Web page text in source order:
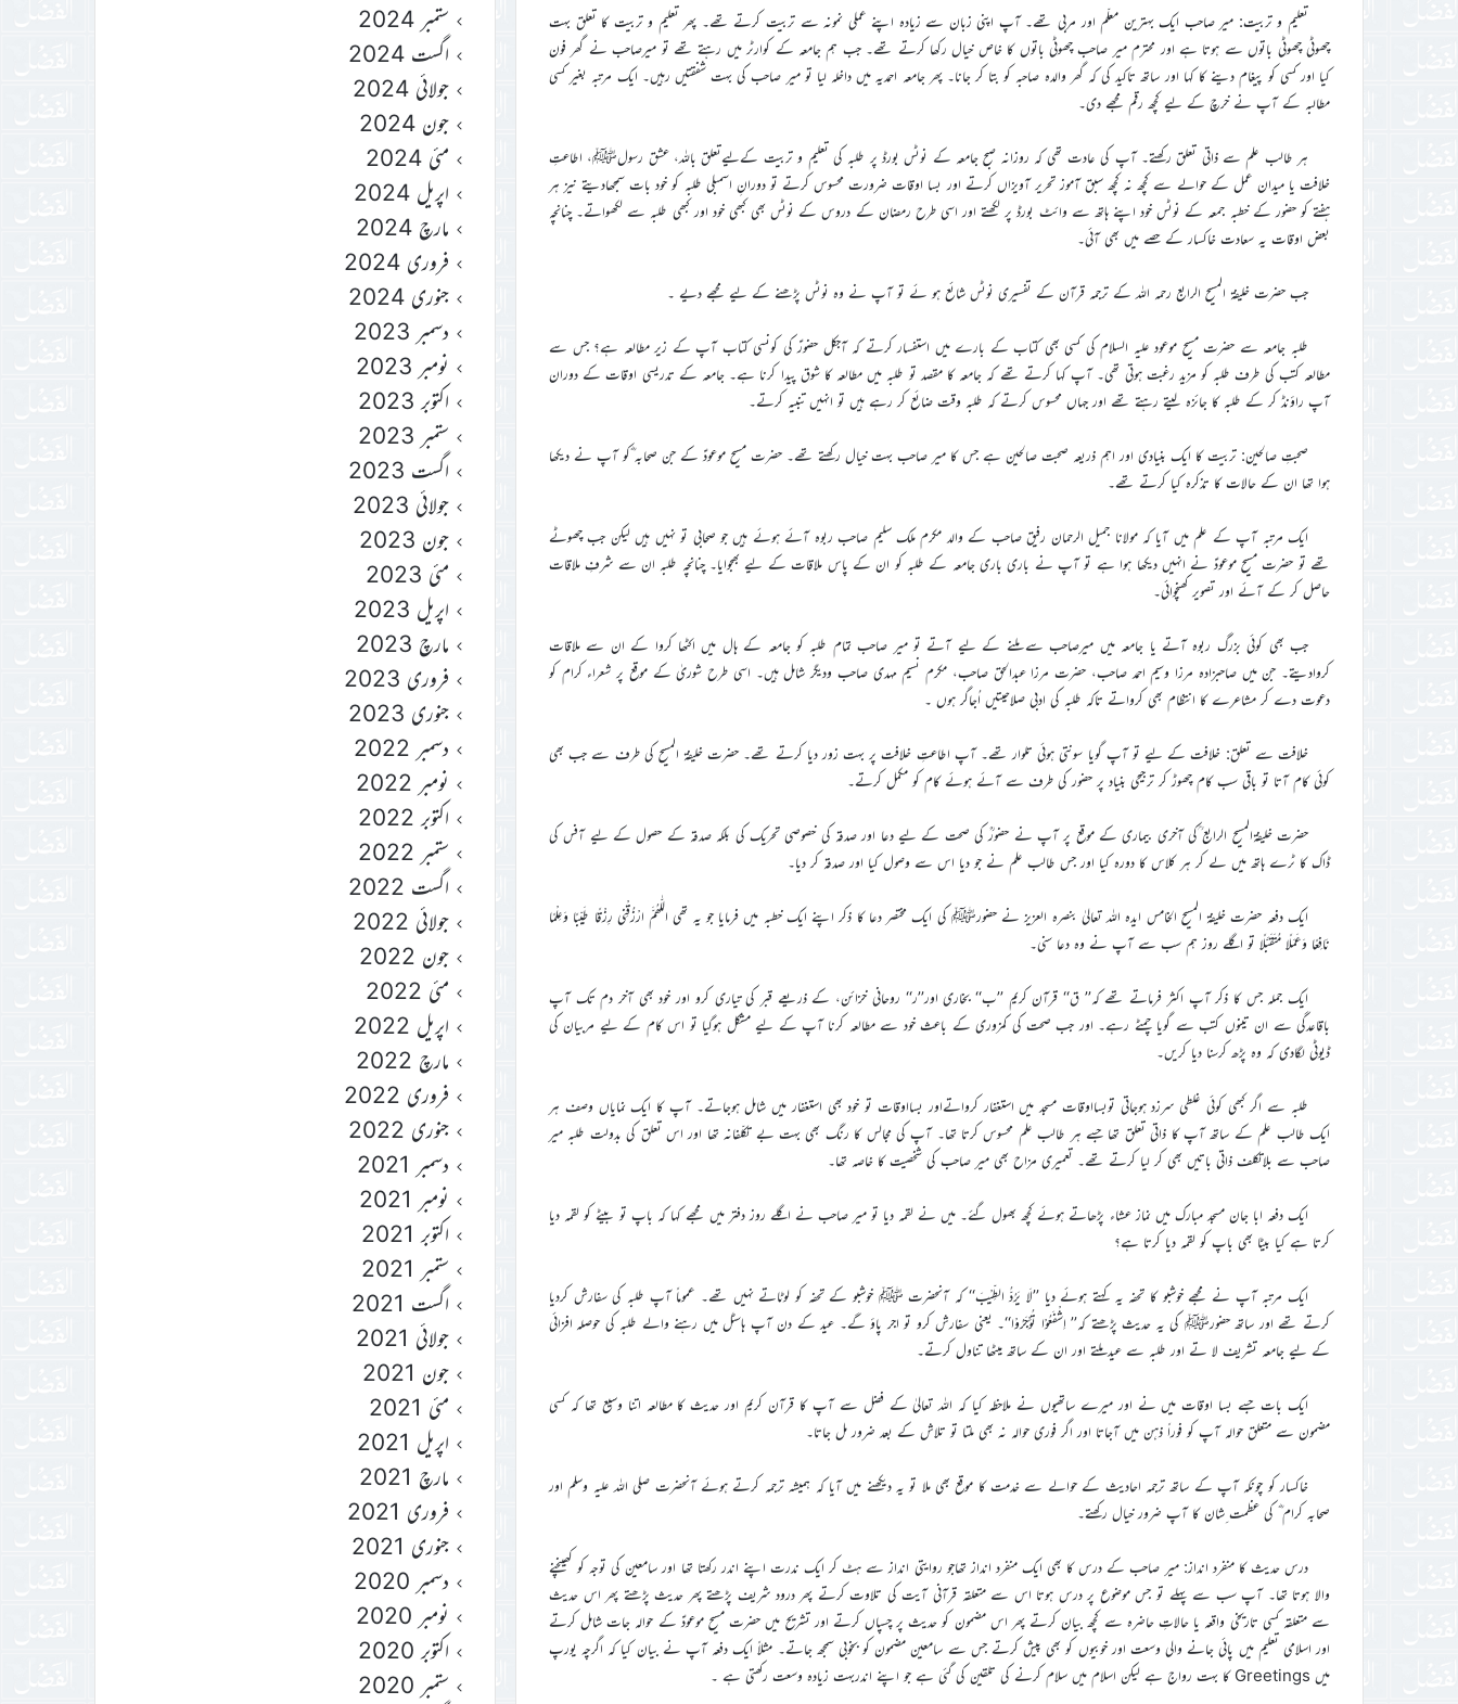
تعلیم و تربیت: میر صاحب ایک بہترین معلّم اور مربی تھے۔ آپ اپنی زبان سے زیادہ اپنے عملی نمونہ سے تربیت کرتے تھے۔ پھر تعلیم و تربیت کا تعلق بہت
چھوٹی چھوٹی باتوں سے ہوتا ہے اور محترم میر صاحب چھوٹی باتوں کا خاص خیال رکھا کرتے تھے۔ جب ہم جامعہ کے کوارٹر میں رہتے تھے تو میرصاحب نے گھر فون
کیا اور کسی کو پیغام دینے کا کہا اور ساتھ تاکید کی کہ گھر والدہ صاحبہ کو بتا کر جانا۔ پھر جامعہ احمدیہ میں داخلہ لیا تو میر صاحب کی بہت شفقتیں رہیں۔ ایک مرتبہ بغیر کسی
مطالبہ کے آپ نے خرچ کے لیے کچھ رقم مجھے دی۔
ہر طالب علم سے ذاتی تعلق رکھتے۔ آپ کی عادت تھی کہ روزانہ صبح جامعہ کے نوٹس بورڈ پر طلبہ کی تعلیم و تربیت کےلیےتعلق باللہ، عشق رسولﷺ، اطاعتِ
خلافت یا میدان عمل کے حوالے سے کچھ نہ کچھ سبق آموز تحریر آویزاں کرتے اور بسا اوقات ضرورت محسوس کرتے تو دورانِ اسمبلی طلبہ کو خود بات سمجھادیتے نیز ہر
ہفتے کو حضور کے خطبہ جمعہ کے نوٹس خود اپنے ہاتھ سے وائٹ بورڈ پر لکھتے اور اسی طرح رمضان کے دروس کے نوٹس بھی کبھی خود اور کبھی طلبہ سے لکھواتے۔ چنانچہ
بعض اوقات یہ سعادت خاکسار کے حصے میں بھی آئی۔
جب حضرت خلیفۃ المسیح الرابع رحمہ اللہ کے ترجمہ قرآن کے تفسیری نوٹس شائع ہو ئے تو آپ نے وہ نوٹس پڑھنے کے لیے مجھے دیے ۔
طلبہ جامعہ سے حضرت مسیح موعود علیہ السلام کی کسی بھی کتاب کے بارے میں استفسار کرتے کہ آجکل حضورؑ کی کونسی کتاب آپ کے زیر مطالعہ ہے؟ جس سے
مطالعہ کتب کی طرف طلبہ کو مزید رغبت ہوتی تھی۔ آپ کہا کرتے تھے کہ جامعہ کا مقصد تو طلبہ میں مطالعہ کا شوق پیدا کرنا ہے۔ جامعہ کے تدریسی اوقات کے دوران
آپ راؤنڈ کر کے طلبہ کا جائزہ لیتے رہتے تھے اور جہاں محسوس کرتے کہ طلبہ وقت ضائع کر رہے ہیں تو انہیں تنبیہ کرتے۔
صحبتِ صالحین: تربیت کا ایک بنیادی اور اہم ذریعہ صحبت صالحین ہے جس کا میر صاحب بہت خیال رکھتے تھے۔ حضرت مسیح موعودؑ کے جن صحابہ ؓکو آپ نے دیکھا
ہوا تھا ان کے حالات کا تذکرہ کیا کرتے تھے۔
ایک مرتبہ آپ کے علم میں آیا کہ مولانا جمیل الرحمان رفیق صاحب کے والد مکرم ملک سلیم صاحب ربوہ آئے ہوئے ہیں جو صحابی تو نہیں ہیں لیکن جب چھوٹے
تھے تو حضرت مسیح موعودؑ نے انہیں دیکھا ہوا ہے تو آپ نے باری باری جامعہ کے طلبہ کو ان کے پاس ملاقات کے لیے بھجوایا۔ چنانچہ طلبہ ان سے شرفِ ملاقات
حاصل کر کے آئے اور تصویر کھنچوائی۔
جب بھی کوئی بزرگ ربوہ آتے یا جامعہ میں میرصاحب سے ملنے کے لیے آتے تو میر صاحب تمام طلبہ کو جامعہ کے ہال میں اکٹھا کروا کے ان سے ملاقات
کروادیتے۔ جن میں صاحبزادہ مرزا وسیم احمد صاحب، حضرت مرزا عبدالحق صاحب، مکرم نسیم مہدی صاحب ودیگر شامل ہیں۔ اسی طرح شوریٰ کے موقع پر شعراء کرام کو
دعوت دے کر مشاعرے کا انتظام بھی کرواتے تاکہ طلبہ کی ادبی صلاحیتیں اُجاگر ہوں ۔
خلافت سے تعلق: خلافت کے لیے تو آپ گویا سونتی ہوئی تلوار تھے۔ آپ اطاعتِ خلافت پر بہت زور دیا کرتے تھے۔ حضرت خلیفۃ المسیح کی طرف سے جب بھی
کوئی کام آتا تو باقی سب کام چھوڑ کر ترجیحی بنیاد پر حضور کی طرف سے آئے ہوئے کام کو مکمل کرتے۔
حضرت خلیفۃالمسیح الرابع ؒکی آخری بیماری کے موقع پر آپ نے حضورؒ کی صحت کے لیے دعا اور صدقہ کی خصوصی تحریک کی بلکہ صدقہ کے حصول کے لیے آفس کی
ڈاک کا ٹرے ہاتھ میں لے کر ہر کلاس کا دورہ کیا اور جس طالب علم نے جو دیا اس سے وصول کیا اور صدقہ کر دیا۔
ایک دفعہ حضرت خلیفۃ المسیح الخامس ایدہ اللہ تعالیٰ بنصرہ العزیز نے حضورﷺ کی ایک مختصر دعا کا ذکر اپنے ایک خطبہ میں فرمایا جو یہ تھی اللّٰھُمَّ ارْزُقْنِی رِزْقًا طَیِّبًا وَعِلْمًا
نَافِعًا وَعَمَلًا مُتَقَبَّلًا تو اگلے روز ہم سب سے آپ نے وہ دعا سنی۔
ایک جملہ جس کا ذکر آپ اکثر فرماتے تھے کہ’’ ق‘‘ قرآن کریم ’’ب‘‘ بخاری اور’’ر‘‘ روحانی خزائن، کے ذریعے قبر کی تیاری کرو اور خود بھی آخر دم تک آپ
باقاعدگی سے ان تینوں کتب سے گویا چمٹے رہے۔ اور جب صحت کی کمزوری کے باعث خود سے مطالعہ کرنا آپ کے لیے مشکل ہوگیا تو اس کام کے لیے مربیان کی
ڈیوٹی لگادی کہ وہ پڑھ کرسنا دیا کریں۔
طلبہ سے اگر کبھی کوئی غلطی سرزد ہوجاتی توبسااوقات مسجد میں استغفار کرواتےاور بسااوقات تو خود بھی استغفار میں شامل ہوجاتے۔ آپ کا ایک نمایاں وصف ہر
ایک طالب علم کے ساتھ آپ کا ذاتی تعلق تھا جسے ہر طالب علم محسوس کرتا تھا۔ آپ کی مجالس کا رنگ بھی بہت بے تکلّفانہ تھا اور اس تعلق کی بدولت طلبہ میر
صاحب سے بلاتکلف ذاتی باتیں بھی کر لیا کرتے تھے۔ تعمیری مزاح بھی میر صاحب کی شخصیت کا خاصہ تھا۔
ایک دفعہ ابا جان مسجد مبارک میں نماز عشاء پڑھاتے ہوئے کچھ بھول گئے۔ میں نے لقمہ دیا تو میر صاحب نے اگلے روز دفتر میں مجھے کہا کہ باپ تو بیٹے کو لقمہ دیا
کرتا ہے کیا بیٹا بھی باپ کو لقمہ دیا کرتا ہے؟
ایک مرتبہ آپ نے مجھے خوشبو کا تحفہ یہ کہتے ہوئے دیا ’’لَا یَرُدُّ الطِّیْبَ‘‘ کہ آنحضرت ﷺ خوشبو کے تحفہ کو لوٹاتے نہیں تھے۔ عموماً آپ طلبہ کی سفارش کردیا
کرتے تھے اور ساتھ حضورﷺ کی یہ حدیث پڑھتے کہ’’ اِشْفَعُوْا تُؤْجَرُوْا‘‘۔ یعنی سفارش کرو تو اجر پاؤ گے۔ عید کے دن آپ ہاسٹل میں رہنے والے طلبہ کی حوصلہ افزائی
کے لیے جامعہ تشریف لا تے اور طلبہ سے عید ملتے اور ان کے ساتھ میٹھا تناول کرتے۔
ایک بات جسے بسا اوقات میں نے اور میرے ساتھیوں نے ملاحظہ کیا کہ اللہ تعالیٰ کے فضل سے آپ کا قرآن کریم اور حدیث کا مطالعہ اتنا وسیع تھا کہ کسی
مضمون سے متعلق حوالہ آپ کو فوراً ذہن میں آجاتا اور اگر فوری حوالہ نہ بھی ملتا تو تلاش کے بعد ضرور مل جاتا۔
خاکسار کو چونکہ آپ کے ساتھ ترجمہ احادیث کے حوالے سے خدمت کا موقع بھی ملا تو یہ دیکھنے میں آیا کہ ہمیشہ ترجمہ کرتے ہوئے آنحضرت صلی اللہ علیہ وسلم اور
صحابہ کرام ؓ کی عظمت ِشان کا آپ ضرور خیال رکھتے۔
درس حدیث کا منفرد انداز: میر صاحب کے درس کا بھی ایک منفرد انداز تھاجو روایتی انداز سے ہٹ کر ایک ندرت اپنے اندر رکھتا تھا اور سامعین کی توجہ کو کھینچنے
والا ہوتا تھا۔ آپ سب سے پہلے تو جس موضوع پر درس ہوتا اس سے متعلقہ قرآنی آیت کی تلاوت کرتے پھر درود شریف پڑھتے پھر حدیث پڑھتے پھر اس حدیث
سے متعلقہ کسی تاریخی واقعہ یا حالاتِ حاضرہ سے کچھ بیان کرتے پھر اس مضمون کو حدیث پر چسپاں کرتے اور تشریح میں حضرت مسیح موعودؑ کے حوالہ جات شامل کرتے
اور اسلامی تعلیم میں پائی جانے والی وسعت اور خوبیوں کو بھی پیش کرتے جس سے سامعین مضمون کو بخوبی سمجھ جاتے۔ مثلاً ایک دفعہ آپ نے بیان کیا کہ اگرچہ یورپ
میں Greetings کا بہت رواج ہے لیکن اسلام میں سلام کرنے کی تلقین کی گئی ہے جو اپنے اندربہت زیادہ وسعت رکھتی ہے ۔
ستمبر 2024
اگست 2024
جولائی 2024
جون 2024
مئی 2024
اپریل 2024
مارچ 2024
فروری 2024
جنوری 2024
دسمبر 2023
نومبر 2023
اکتوبر 2023
ستمبر 2023
اگست 2023
جولائی 2023
جون 2023
مئی 2023
اپریل 2023
مارچ 2023
فروری 2023
جنوری 2023
دسمبر 2022
نومبر 2022
اکتوبر 2022
ستمبر 2022
اگست 2022
جولائی 2022
جون 2022
مئی 2022
اپریل 2022
مارچ 2022
فروری 2022
جنوری 2022
دسمبر 2021
نومبر 2021
اکتوبر 2021
ستمبر 2021
اگست 2021
جولائی 2021
جون 2021
مئی 2021
اپریل 2021
مارچ 2021
فروری 2021
جنوری 2021
دسمبر 2020
نومبر 2020
اکتوبر 2020
ستمبر 2020